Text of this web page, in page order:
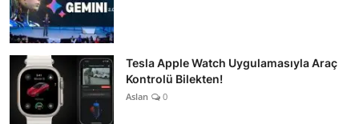
Tesla Apple Watch Uygulamasıyla Araç
Kontrolü Bilekten!
Aslan 0